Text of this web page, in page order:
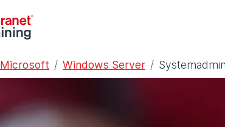
Microsoft Windows Server